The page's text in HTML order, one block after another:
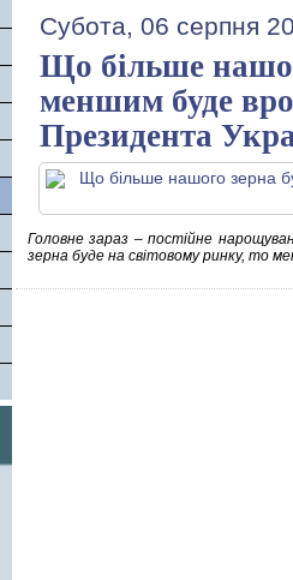
Субота, 06 серпня
Що більше
меншим буде
Президента
Головне зараз – постійне
зерна буде на світовому ринку, то